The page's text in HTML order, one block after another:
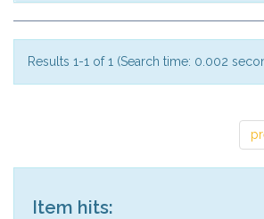
Results 1-1 of 1 (Search time: 0.002
Item hits: